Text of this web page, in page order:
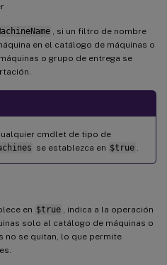
, si un filtro de nombre
en el catálogo de máquinas o
o grupo de entrega se
cmdlet de tipo de
se establezca en $true
en $true
, indica a la operación
solo al catálogo de máquinas o
no se quitan, lo que permite